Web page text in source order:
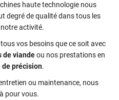
haute technologie nous
degré de qualité dans tous les
activité.
vos besoins que ce soit avec
de viandeou nos prestations en
de précision.
ou maintenance, nous
pour vous.